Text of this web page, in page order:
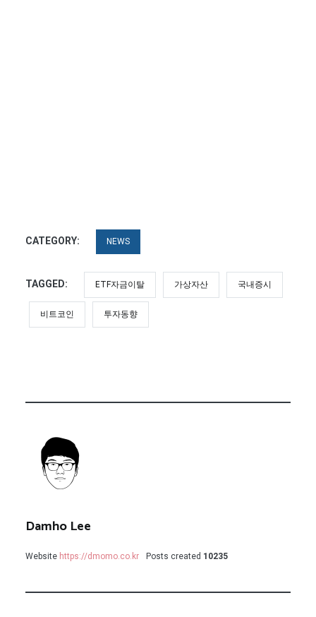
CATEGORY: NEWS
TAGGED: ETF자금이탈 가상자산 국내증시
비트코인 투자동향
Damho Lee
Website https://dmomo.co.kr Posts created 10235